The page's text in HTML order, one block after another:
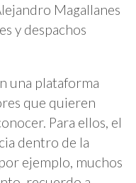
Magallanes
y despachos
una plataforma
que quieren
Para ellos, el
dentro de la
ejemplo, muchos